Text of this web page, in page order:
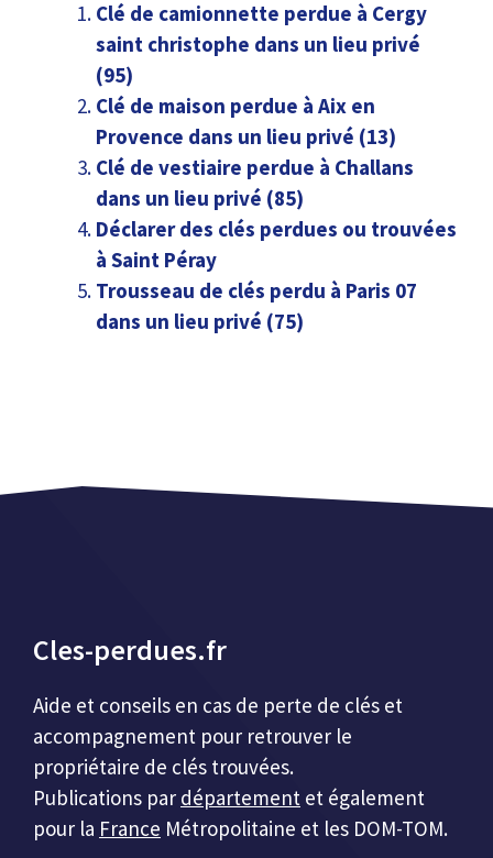
Clé de camionnette perdue à Cergy
saint christophe dans un lieu privé
(95)
Clé de maison perdue à Aix en
Provence dans un lieu privé (13)
Clé de vestiaire perdue à Challans
dans un lieu privé (85)
Déclarer des clés perdues ou trouvées
à Saint Péray
Trousseau de clés perdu à Paris 07
dans un lieu privé (75)
Cles-perdues.fr
Aide et conseils en cas de perte de clés et
accompagnement pour retrouver le
propriétaire de clés trouvées.
Publications par département et également
pour la France Métropolitaine et les DOM-TOM.